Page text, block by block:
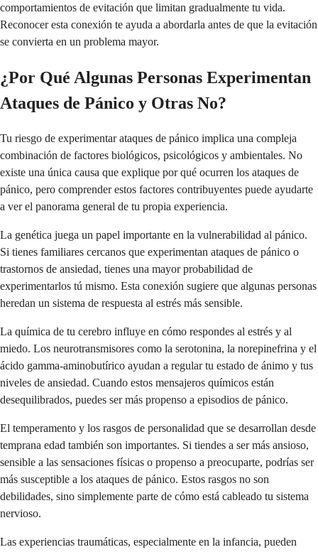
comportamientos de evitación que limitan gradualmente tu vida.
Reconocer esta conexión te ayuda a abordarla antes de que la evitación
se convierta en un problema mayor.
¿Por Qué Algunas Personas Experimentan
Ataques de Pánico y Otras No?
Tu riesgo de experimentar ataques de pánico implica una compleja
combinación de factores biológicos, psicológicos y ambientales. No
existe una única causa que explique por qué ocurren los ataques de
pánico, pero comprender estos factores contribuyentes puede ayudarte
a ver el panorama general de tu propia experiencia.
La genética juega un papel importante en la vulnerabilidad al pánico.
Si tienes familiares cercanos que experimentan ataques de pánico o
trastornos de ansiedad, tienes una mayor probabilidad de
experimentarlos tú mismo. Esta conexión sugiere que algunas personas
heredan un sistema de respuesta al estrés más sensible.
La química de tu cerebro influye en cómo respondes al estrés y al
miedo. Los neurotransmisores como la serotonina, la norepinefrina y el
ácido gamma-aminobutírico ayudan a regular tu estado de ánimo y tus
niveles de ansiedad. Cuando estos mensajeros químicos están
desequilibrados, puedes ser más propenso a episodios de pánico.
El temperamento y los rasgos de personalidad que se desarrollan desde
temprana edad también son importantes. Si tiendes a ser más ansioso,
sensible a las sensaciones físicas o propenso a preocuparte, podrías ser
más susceptible a los ataques de pánico. Estos rasgos no son
debilidades, sino simplemente parte de cómo está cableado tu sistema
nervioso.
Las experiencias traumáticas, especialmente en la infancia, pueden